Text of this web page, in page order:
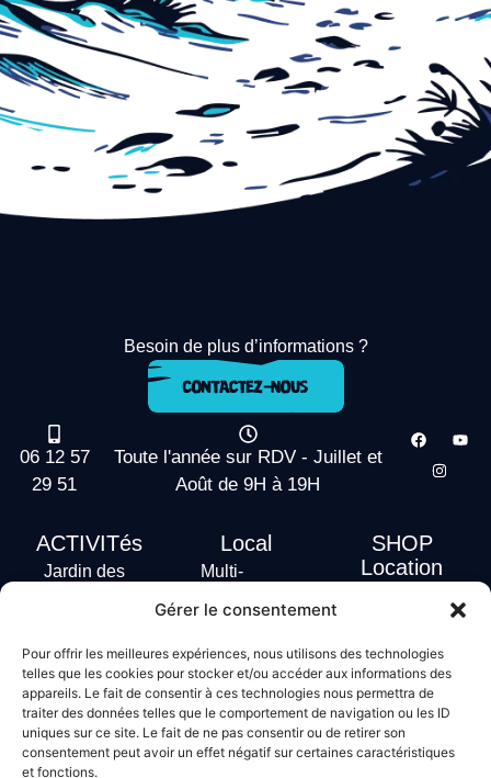
Gérer le consentement
Pour offrir les meilleures expériences, nous utilisons des technologies
telles que les cookies pour stocker et/ou accéder aux informations des
appareils. Le fait de consentir à ces technologies nous permettra de
traiter des données telles que le comportement de navigation ou les ID
uniques sur ce site. Le fait de ne pas consentir ou de retirer son
consentement peut avoir un effet négatif sur certaines caractéristiques
et fonctions.
Besoin de plus d’informations ?
06 12 57
29 51
Toute l'année sur RDV - Juillet et
Août de 9H à 19H
ACTIVITés
Jardin des
Stand Up
Paddle
Bodyboard
Local
Multi-
Hébergement
SHOP
Location